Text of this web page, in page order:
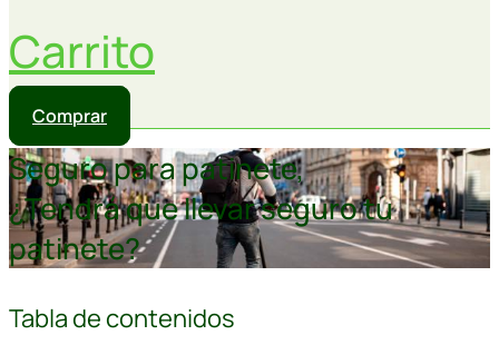
Carrito
Comprar
Seguro para patinete,
¿Tendrá que llevar seguro tu
patinete?
Tabla de contenidos